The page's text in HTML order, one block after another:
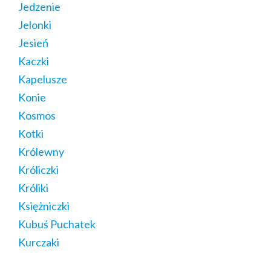
Jedzenie
Jelonki
Jesień
Kaczki
Kapelusze
Konie
Kosmos
Kotki
Królewny
Króliczki
Króliki
Księżniczki
Kubuś Puchatek
Kurczaki